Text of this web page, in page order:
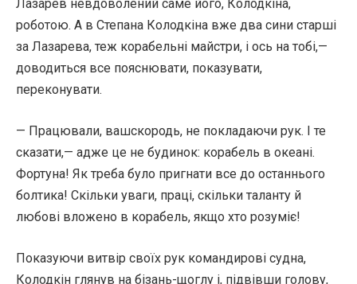
Лазарев невдоволений саме його, Колодкіна,
роботою. А в Степана Колодкіна вже два сини старші
за Лазарева, теж корабельні майстри, і ось на тобі,—
доводиться все пояснювати, показувати,
переконувати.
— Працювали, вашскородь, не покладаючи рук. І те
сказати,— адже це не будинок: корабель в океані.
Фортуна! Як треба було пригнати все до останнього
болтика! Скільки уваги, праці, скільки таланту й
любові вложено в корабель, якщо хто розуміє!
Показуючи витвір своїх рук командирові судна,
Колодкін глянув на бізань-щоглу і, підвівши голову,